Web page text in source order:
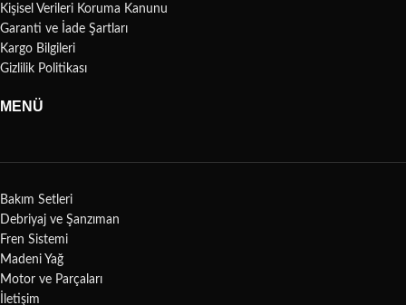
Kişisel Verileri Koruma Kanunu
Garanti ve İade Şartları
Kargo Bilgileri
Gizlilik Politikası
MENÜ
Bakım Setleri
Debriyaj ve Şanzıman
Fren Sistemi
Madeni Yağ
Motor ve Parçaları
İletişim